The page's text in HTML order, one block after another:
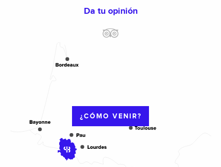
Da tu opinión
¿CÓMO VENIR?